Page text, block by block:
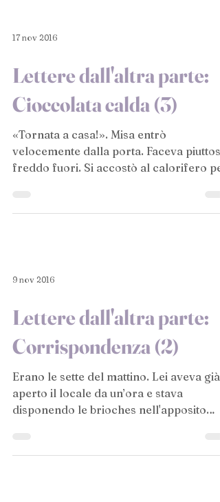
17 nov 2016
Lettere dall'altra parte:
Cioccolata calda (3)
«Tornata a casa!». Misa entrò
velocemente dalla porta. Faceva
freddo fuori. Si accostò al calorifero
9 nov 2016
Lettere dall'altra parte:
Corrispondenza (2)
Erano le sette del mattino. Lei aveva già
aperto il locale da un’ora e stava
disponendo le brioches nell'apposito